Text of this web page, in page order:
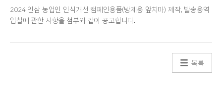
2024 인삼 농업인 인식개선 캠페인용품(방제용 앞치마) 제작, 발송용역
입찰에 관한 사항을 첨부와 같이 공고합니다.
목록